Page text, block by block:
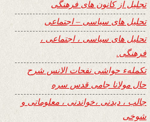
تجلیل از کانون های فرهنگی
تحلیل های سیاسی – اجتماعی
تحلیل های سیاسی ، اجتماعی ،
فرهنگی.
تکملهء حواشی نفحات الانس شرح
حال مولانا جامی قدس سره
جالب ، دیدنی ،خواندنی ، معلوماتی و
شوخی